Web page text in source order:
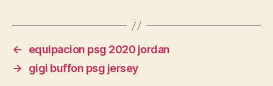
←
equipacion psg 2020 jordan
→
gigi buffon psg jersey